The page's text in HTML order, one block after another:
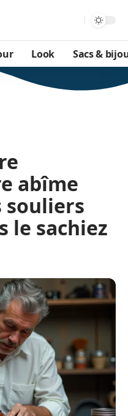
Look Sacs &
abîme
souliers
le sachiez